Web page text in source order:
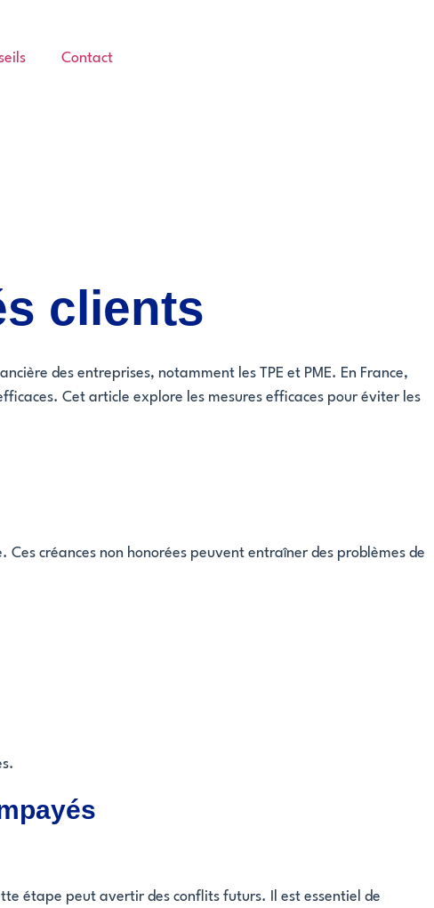
Contact
clients
des entreprises, notamment les TPE et PME. En France,
Cet article explore les mesures efficaces pour éviter les
créances non honorées peuvent entraîner des problèmes de
étape peut avertir des conflits futurs. Il est essentiel de